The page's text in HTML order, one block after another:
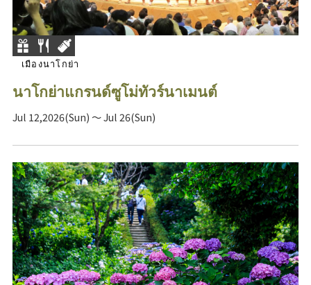
เมืองนาโกย่า
นาโกย่าแกรนด์ซูโม่ทัวร์นาเมนต์
Jul 12,2026(Sun) ～ Jul 26(Sun)